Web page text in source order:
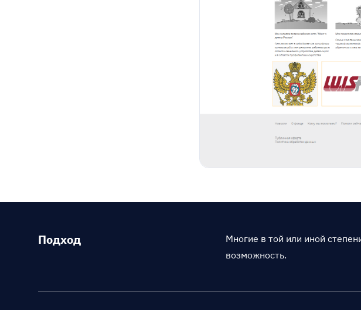
Подход
Многие в той или иной
возможность.